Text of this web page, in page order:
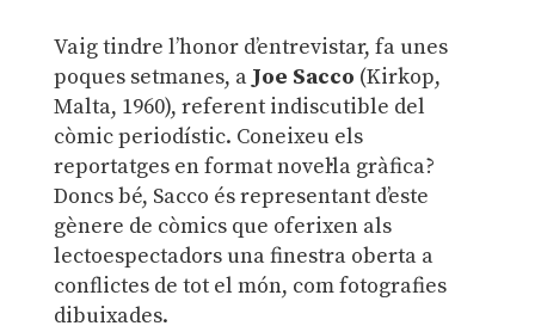
Vaig tindre l’honor d’entrevistar, fa unes
poques setmanes, a Joe Sacco (Kirkop,
Malta, 1960), referent indiscutible del
còmic periodístic. Coneixeu els
reportatges en format novel·la gràfica?
Doncs bé, Sacco és representant d’este
gènere de còmics que oferixen als
lectoespectadors una finestra oberta a
conflictes de tot el món, com fotografies
dibuixades.